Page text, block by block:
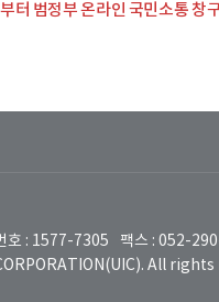
터 범정부 온라인 국민소통 창
호 : 1577-7305
팩스 : 052-
All rights